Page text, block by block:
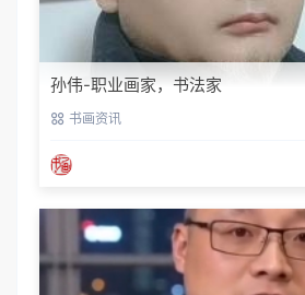
孙伟-职业画家，书法家
书画资讯